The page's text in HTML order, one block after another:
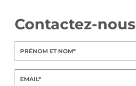
Contactez-nous